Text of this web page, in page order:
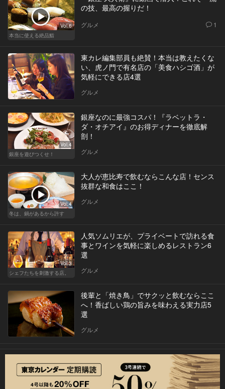
Vol.6
本当に使える絶品鮨
の技、最高の握りだ！
グルメ 1
東カレ編集部員も絶賛！本当は教えたくな
い、虎ノ門で有名店の「美食ハシゴ酒」が
気軽にできる店4選
グルメ
Vol.4
銀座を遊びつくせ！
銀座なのに最強コスパ！『ラベットラ・
ダ・オチアイ』のお得ディナーを徹底解
剖！
グルメ
Vol.4
冬は、鍋があるから許す
大人が恵比寿で飲むならこんな店！センス
抜群な和食はここ！
グルメ
Vol.3
シェフたちを刺激する店。
人気ソムリエが、プライベートで訪れる食
事とワインを気軽に楽しめるレストラン6
選
グルメ
後輩と「焼き鳥」でサクッと飲むならここ
へ！香ばしい鶏の旨みを味わえる実力店5
選
グルメ